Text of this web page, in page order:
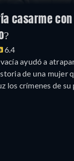
casarme
6.4
ayudó a
de una mujer
los crímenes de